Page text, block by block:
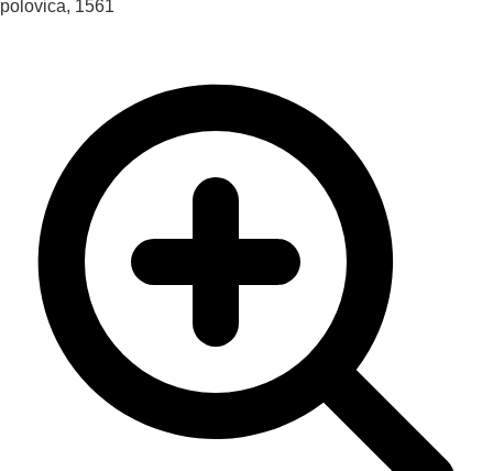
polovica, 1561